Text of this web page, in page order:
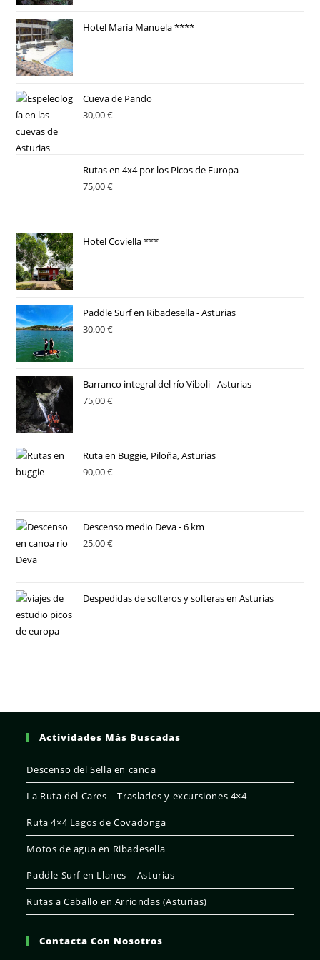
Hotel María Manuela ****
Cueva de Pando
30,00€
Rutas en 4x4 por los Picos de Europa
75,00€
Hotel Coviella ***
Paddle Surf en Ribadesella - Asturias
30,00€
Barranco integral del río Viboli - Asturias
75,00€
Ruta en Buggie, Piloña, Asturias
90,00€
Descenso medio Deva - 6 km
25,00€
Despedidas de solteros y solteras en Asturias
Actividades Más Buscadas
Descenso del Sella en canoa
La Ruta del Cares – Traslados y excursiones 4×4
Ruta 4×4 Lagos de Covadonga
Motos de agua en Ribadesella
Paddle Surf en Llanes – Asturias
Rutas a Caballo en Arriondas (Asturias)
Contacta Con Nosotros